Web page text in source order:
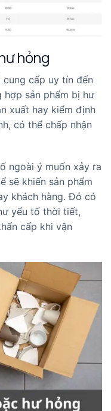
hỏng
cấp uy tín đến
sản phẩm bị hư
xuất hay kiểm định
có thể chấp nhận
ngoài ý muốn xảy ra
sẽ khiến sản phẩm
khách hàng. Đó có
yếu tố thời tiết,
cấp khi vận